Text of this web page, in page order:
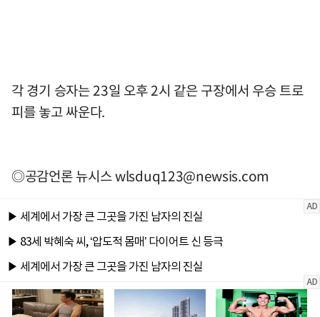
각 경기 승자는 23일 오후 2시 같은 구장에서 우승 트로
피를 놓고 싸운다.
◎공감언론 뉴시스wlsduq123@newsis.com